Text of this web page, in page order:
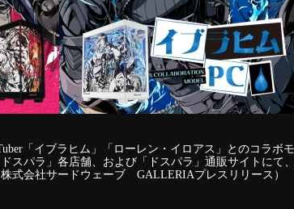
「イブラヒム」「ローレン・イロアス」とのコラボ
スパラ」各店舗、および「ドスパラ」通販サイトにて
式会社サードウェーブ GALLERIAプレスリリース）